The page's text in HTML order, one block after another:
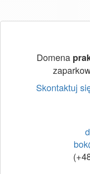
Domena
Skontaktuj